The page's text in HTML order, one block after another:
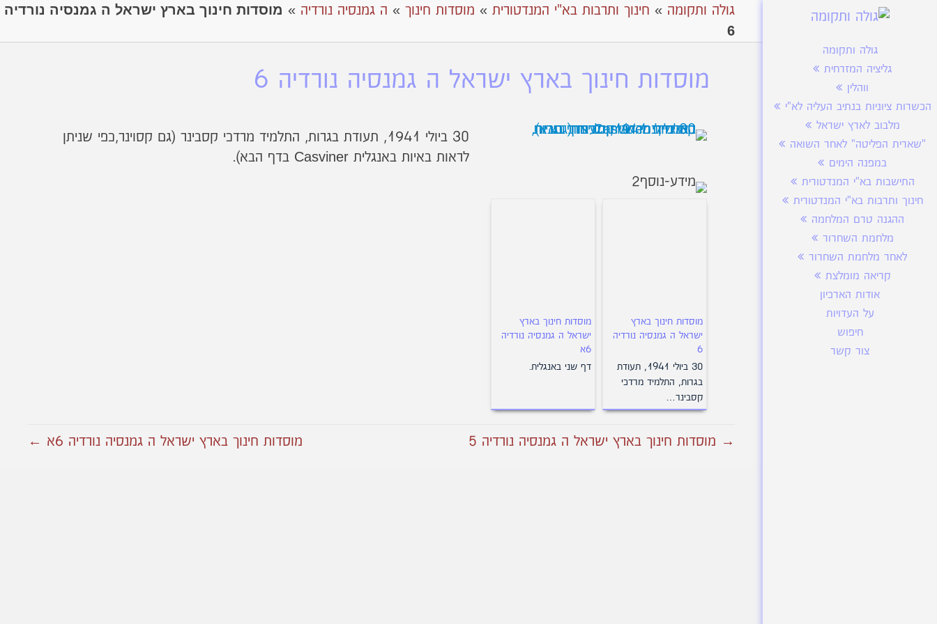
גולה ותקומה
גליציה המזרחית
ווהלין
הכשרות ציוניות בנתיב העליה לא"י
מלבוב לארץ ישראל
"שארית הפליטה" לאחר השואה
במפנה הימים
התישבות בא"י המנדטורית
חינוך ותרבות בא"י המנדטורית
ההגנה טרם המלחמה
מלחמת השחרור
לאחר מלחמת השחרור
קריאה מומלצת
אודות הארכיון
על העדויות
חיפוש
צור קשר
גולה ותקומה » חינוך ותרבות בא"י המנדטורית » מוסדות חינוך » ה גמנסיה נורדיה » מוסדות חינוך בארץ ישראל ה גמנסיה נורדיה
6
מוסדות חינוך בארץ ישראל ה גמנסיה נורדיה 6
30 ביולי 1941, תעודת בגרות, התלמיד מרדכי קסבינר (גם קסוינר,כפי שניתן
לראות באיות באנגלית Casviner בדף הבא).
מוסדות חינוך בארץ
ישראל ה גמנסיה נורדיה
6
30 ביולי 1941, תעודת
בגרות, התלמיד מרדכי
קסבינר…
מוסדות חינוך בארץ
ישראל ה גמנסיה נורדיה
6א
דף שני באנגלית.
→ מוסדות חינוך בארץ ישראל ה גמנסיה נורדיה 5 מוסדות חינוך בארץ ישראל ה גמנסיה נורדיה 6א ←